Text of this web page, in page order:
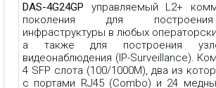
DAS-4G24GP
управляемый L2+
поколения для
инфраструктуры в любых
а также для построения
видеонаблюдения (IP-Surveillance).
4 SFP слота (100/1000M), два из
с портами RJ45 (Combo) и 24